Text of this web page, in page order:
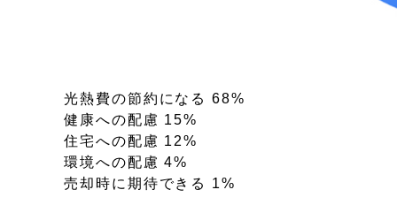
光熱費の節約になる 68%
健康への配慮 15%
住宅への配慮 12%
環境への配慮 4%
売却時に期待できる 1%